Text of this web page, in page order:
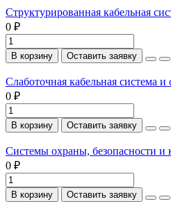
Структурированная кабельная
0 ₽
В корзину Оставить заявку
Слаботочная кабельная система
0 ₽
В корзину Оставить заявку
Системы охраны, безопасности и
0 ₽
В корзину Оставить заявку